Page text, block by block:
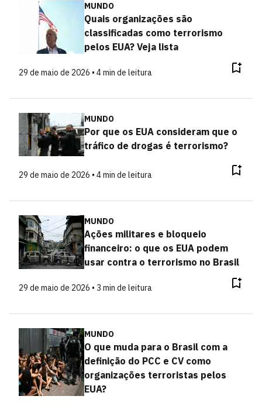
MUNDO
Quais organizações são
classificadas como terrorismo
pelos EUA? Veja lista
29 de maio de 2026 • 4 min de leitura
MUNDO
Por que os EUA consideram que o
tráfico de drogas é terrorismo?
29 de maio de 2026 • 4 min de leitura
MUNDO
Ações militares e bloqueio
financeiro: o que os EUA podem
usar contra o terrorismo no Brasil
29 de maio de 2026 • 3 min de leitura
MUNDO
O que muda para o Brasil com a
definição do PCC e CV como
organizações terroristas pelos
EUA?